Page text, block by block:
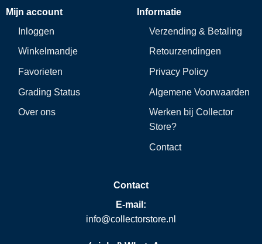
Mijn account
Inloggen
Winkelmandje
Favorieten
Grading Status
Over ons
Informatie
Verzending & Betaling
Retourzendingen
Privacy Policy
Algemene Voorwaarden
Werken bij Collector
Store?
Contact
Contact
E-mail:
info@collectorstore.nl